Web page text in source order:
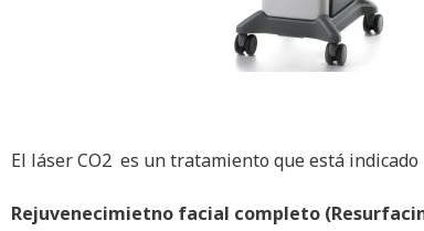
El láser CO2 es un tratamiento que está
Rejuvenecimietno facial completo